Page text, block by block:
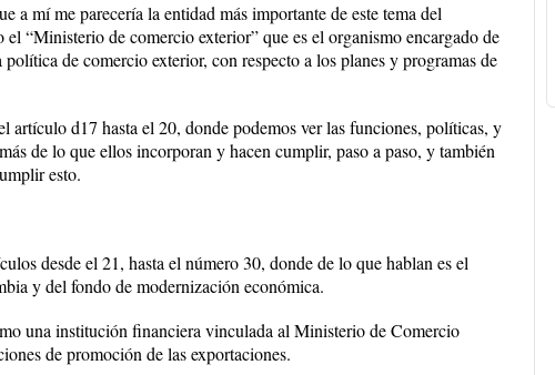
a mí me parecería la entidad más importante de este tema del
“Ministerio de comercio exterior” que es el organismo encargado de
de comercio exterior, con respecto a los planes y programas de
artículo d17 hasta el 20, donde podemos ver las funciones, políticas, y
de lo que ellos incorporan y hacen cumplir, paso a paso, y también
esto.
desde el 21, hasta el número 30, donde de lo que hablan es el
y del fondo de modernización económica.
una institución financiera vinculada al Ministerio de Comercio
de promoción de las exportaciones.